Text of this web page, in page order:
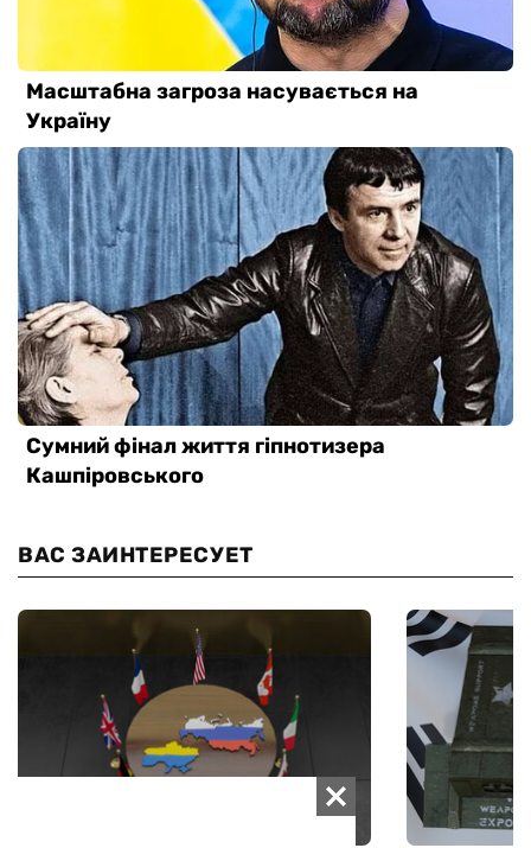
ВАС ЗАИНТЕРЕСУЕТ